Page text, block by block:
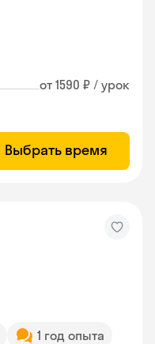
от 1590 ₽ / урок
Выбрать время
1 год опыта